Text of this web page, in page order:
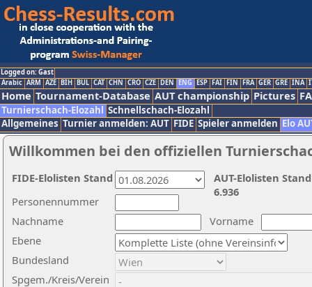
Logged on: Gast
Arabic ARM AZE BIH BUL CAT CHN CRO CZE DEN ENG ESP FAI FIN FRA GER GRE INA
Home Tournament-Database AUT championship Pictures
Turnierschach-Elozahl Schnellschach-Elozahl
Allgemeines Turnier anmelden: AUT FIDE Spieler anmelden Elo
Willkommen bei den offiziellen
Nachname
Vorname
Ebene
Personennummer
Bundesland
Spgem./Kreis/Verein
AUT-Elolisten
6.936
FIDE-Elolisten Stand